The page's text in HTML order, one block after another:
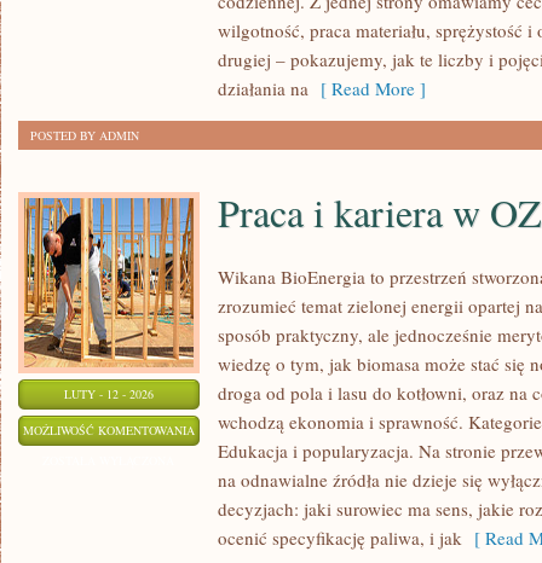
ŚWIATA
wilgotność, praca materiału, sprężystość i
drugiej – pokazujemy, jak te liczby i
działania na [ Read More ]
POSTED BY ADMIN
LUTY - 12 - 2026
MOŻLIWOŚĆ KOMENTOWANIA PRACA
KARIERA
Praca i kariera w
Wikana BioEnergia to przestrzeń
zrozumieć temat zielonej energii opartej
sposób praktyczny, ale jednocześnie
wiedzę o tym, jak biomasa może stać się
droga od pola i lasu do kotłowni, oraz na
wchodzą ekonomia i sprawność.
Edukacja i popularyzacja. Na stronie
na odnawialne źródła nie dzieje się
decyzjach: jaki surowiec ma sens, jakie
ocenić specyfikację paliwa, i jak [ Read